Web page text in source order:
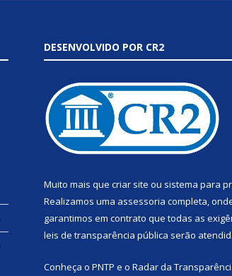
DESENVOLVIDO POR CR2
Muito mais que criar site ou sistema para
Realizamos uma assessoria completa,
garantimos em contrato que todas as
leis de transparência pública serão
Conheça o PNTP e o Radar da